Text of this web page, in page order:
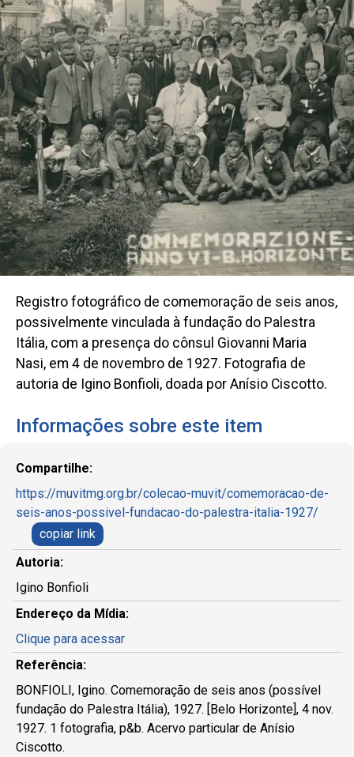
Registro fotográfico de comemoração de seis anos,
possivelmente vinculada à fundação do Palestra
Itália, com a presença do cônsul Giovanni Maria
Nasi, em 4 de novembro de 1927. Fotografia de
autoria de Igino Bonfioli, doada por Anísio Ciscotto.
Informações sobre este item
Compartilhe:
https://muvitmg.org.br/colecao-muvit/comemoracao-de-
seis-anos-possivel-fundacao-do-palestra-italia-1927/
copiar link
Autoria:
Igino Bonfioli
Endereço da Mídia:
Clique para acessar
Referência:
BONFIOLI, Igino. Comemoração de seis anos (possível
fundação do Palestra Itália), 1927. [Belo Horizonte], 4 nov.
1927. 1 fotografia, p&b. Acervo particular de Anísio
Ciscotto.